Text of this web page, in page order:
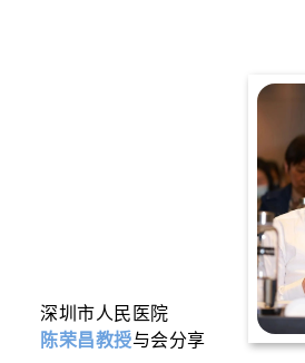
深圳市人民医院
陈荣昌教授与会分享